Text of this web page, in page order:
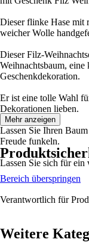
Dieser flinke Hase mit
weicher Wolle
Dieser Filz-
Weihnachtsbaum,
Geschenkdekoration.
Er ist eine tolle Wahl
Dekorationen lieben.
Lassen Sie Ihren
Freude funkeln.
Lassen Sie sich für ein
Mehr anzeigen
Bereich überspringen
Verantwortlich für
Weitere